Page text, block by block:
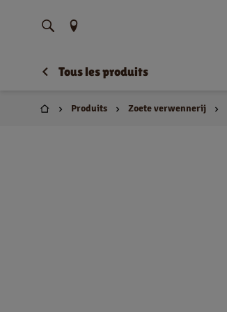
Trouvez votre emplacement
Tous les produits
Domicile
Produits Zoete verwennerij